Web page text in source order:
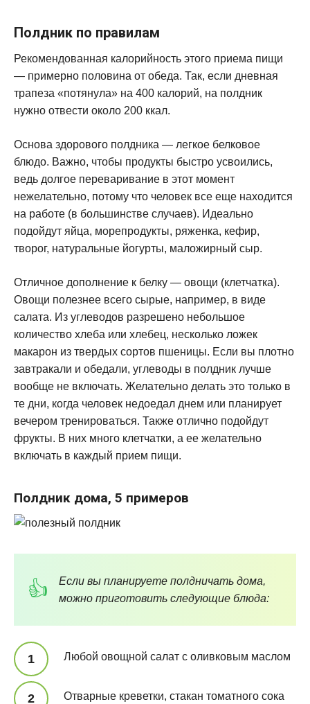
Полдник по правилам
Рекомендованная калорийность этого приема пищи
— примерно половина от обеда. Так, если дневная
трапеза «потянула» на 400 калорий, на полдник
нужно отвести около 200 ккал.
Основа здорового полдника — легкое белковое
блюдо. Важно, чтобы продукты быстро усвоились,
ведь долгое переваривание в этот момент
нежелательно, потому что человек все еще находится
на работе (в большинстве случаев). Идеально
подойдут яйца, морепродукты, ряженка, кефир,
творог, натуральные йогурты, маложирный сыр.
Отличное дополнение к белку — овощи (клетчатка).
Овощи полезнее всего сырые, например, в виде
салата. Из углеводов разрешено небольшое
количество хлеба или хлебец, несколько ложек
макарон из твердых сортов пшеницы. Если вы плотно
завтракали и обедали, углеводы в полдник лучше
вообще не включать. Желательно делать это только в
те дни, когда человек недоедал днем или планирует
вечером тренироваться. Также отлично подойдут
фрукты. В них много клетчатки, а ее желательно
включать в каждый прием пищи.
Полдник дома, 5 примеров
Если вы планируете полдничать дома,
можно приготовить следующие блюда:
Любой овощной салат с оливковым маслом
Отварные креветки, стакан томатного сока